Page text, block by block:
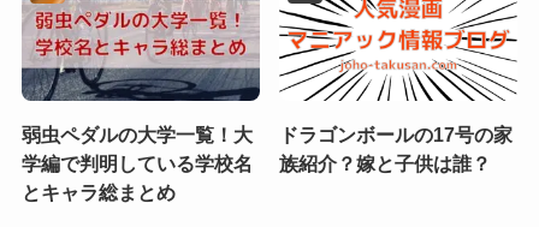
弱虫ペダルの大学一覧！大
学編で判明している学校名
とキャラ総まとめ
ドラゴンボールの17号の家
族紹介？嫁と子供は誰？